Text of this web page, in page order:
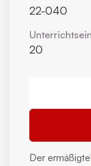
22-040
20
Der ermäßigte